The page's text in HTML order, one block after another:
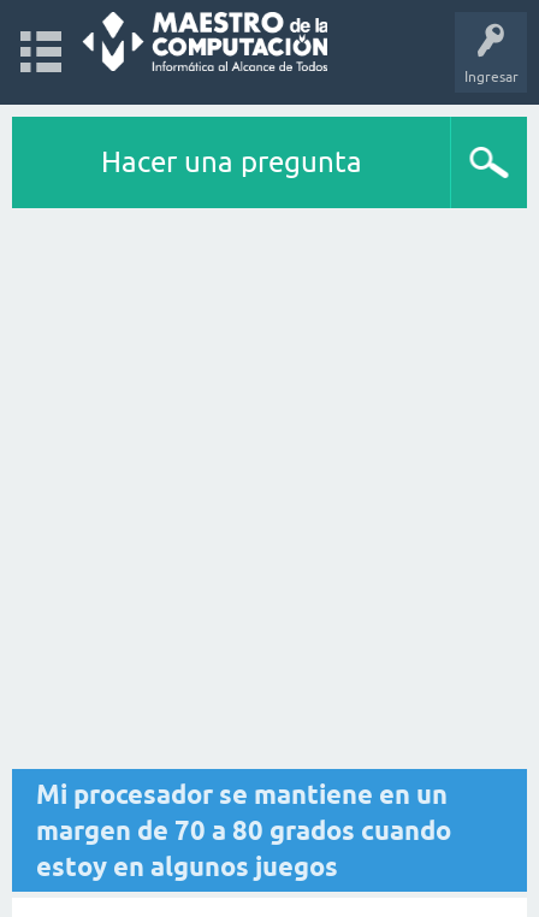
Ingresar
Hacer una pregunta
Mi procesador se mantiene en un
margen de 70 a 80 grados cuando
estoy en algunos juegos